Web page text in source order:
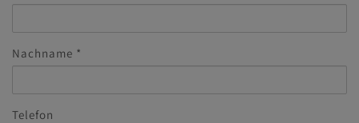
Nachname
Telefon